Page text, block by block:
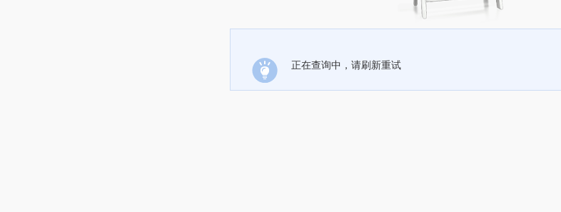
正在查询中，请刷新重试